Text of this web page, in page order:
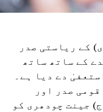
کے ریاستی صدر
کے ساتھ ساتھ
دے دیا ہے۔
صدر اور
جینت چودھری کو